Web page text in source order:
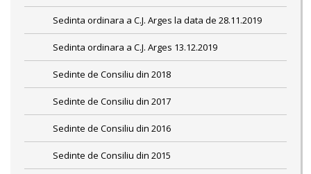
Sedinta ordinara a C.J. Arges la data de 28.11.2019
Sedinta ordinara a C.J. Arges 13.12.2019
Sedinte de Consiliu din 2018
Sedinte de Consiliu din 2017
Sedinte de Consiliu din 2016
Sedinte de Consiliu din 2015